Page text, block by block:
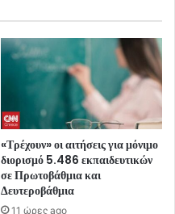
«Τρέχουν» οι αιτήσεις για μόνιμο
διορισμό 5.486 εκπαιδευτικών
σε Πρωτοβάθμια και
Δευτεροβάθμια
11 ώρες ago